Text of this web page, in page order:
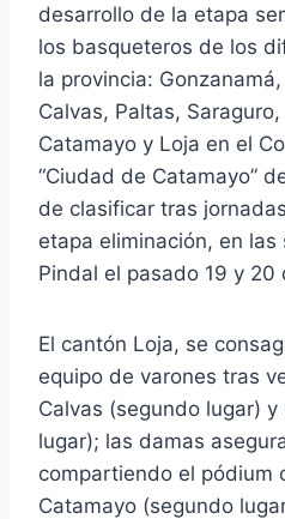
desarrollo de la etapa
los basqueteros de los
la provincia:
Calvas, Paltas,
Catamayo y Loja en el
“Ciudad de Catamayo”
de clasificar tras
etapa eliminación, en
Pindal el pasado 19 y 20
El cantón Loja, se
equipo de varones tras
Calvas (segundo lugar)
lugar); las damas
compartiendo el pódium
Catamayo (segundo